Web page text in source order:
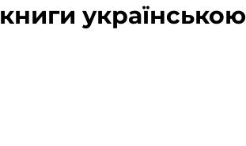
українською